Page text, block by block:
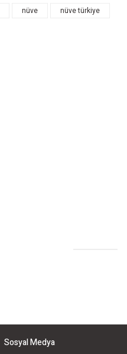
nüve
nüve türkiye
Sosyal Medya